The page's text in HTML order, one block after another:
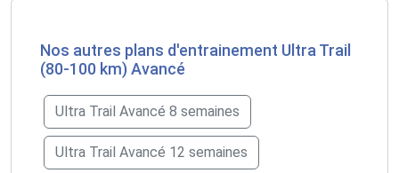
Nos autres plans d'entrainement Ultra Trail
(80-100 km) Avancé
Ultra Trail Avancé 8 semaines
Ultra Trail Avancé 12 semaines